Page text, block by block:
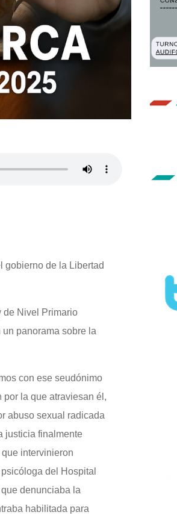
gobierno de la Libertad
de Nivel Primario
panorama sobre la
con ese seudónimo
la que atraviesan él,
abuso sexual radicada
justicia finalmente
intervinieron
del Hospital
denunciaba la
habilitada para